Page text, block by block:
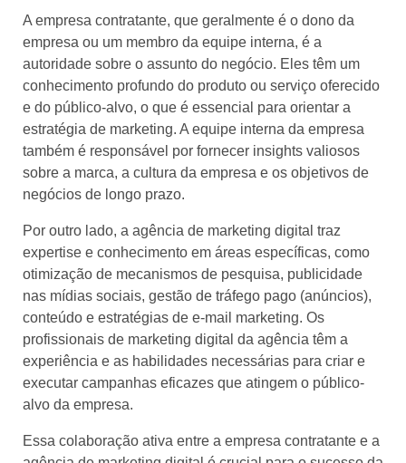
A empresa contratante, que geralmente é o dono da
empresa ou um membro da equipe interna, é a
autoridade sobre o assunto do negócio. Eles têm um
conhecimento profundo do produto ou serviço oferecido
e do público-alvo, o que é essencial para orientar a
estratégia de marketing. A equipe interna da empresa
também é responsável por fornecer insights valiosos
sobre a marca, a cultura da empresa e os objetivos de
negócios de longo prazo.
Por outro lado, a agência de marketing digital traz
expertise e conhecimento em áreas específicas, como
otimização de mecanismos de pesquisa, publicidade
nas mídias sociais, gestão de tráfego pago (anúncios),
conteúdo e estratégias de e-mail marketing. Os
profissionais de marketing digital da agência têm a
experiência e as habilidades necessárias para criar e
executar campanhas eficazes que atingem o público-
alvo da empresa.
Essa colaboração ativa entre a empresa contratante e a